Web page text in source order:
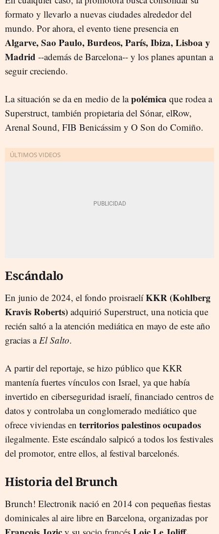
formato y llevarlo a nuevas ciudades alrededor del
mundo. Por ahora, el evento tiene presencia en
Algarve, Sao Paulo, Burdeos, París, Ibiza, Lisboa y
Madrid --además de Barcelona-- y los planes apuntan a
seguir creciendo.
La situación se da en medio de lapolémica que rodea a
Superstruct, también propietaria del Sónar, elRow,
Arenal Sound, FIB Benicássim y O Son do Comiño.
Escándalo
En junio de 2024, el fondo proisraelíKKR (Kohlberg
Kravis Roberts) adquirió Superstruct, una noticia que
recién saltó a la atención mediática en mayo de este año
gracias a El Salto.
A partir del reportaje, se hizo público que KKR
mantenía fuertes vínculos con Israel, ya que había
invertido en ciberseguridad israelí, financiado centros de
datos y controlaba un conglomerado mediático que
ofrece viviendas en territorios palestinos ocupados
ilegalmente. Este escándalo salpicó a todos los festivales
del promotor, entre ellos, al festival barcelonés.
Historia del Brunch
Brunch! Electronik nació en 2014 con pequeñas fiestas
dominicales al aire libre en Barcelona, organizadas por